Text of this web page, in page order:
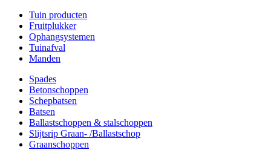
Tuin producten
Fruitplukker
Ophangsystemen
Tuinafval
Manden
Spades
Betonschoppen
Schepbatsen
Batsen
Ballastschoppen & stalschoppen
Slijtsrip Graan- /Ballastschop
Graanschoppen